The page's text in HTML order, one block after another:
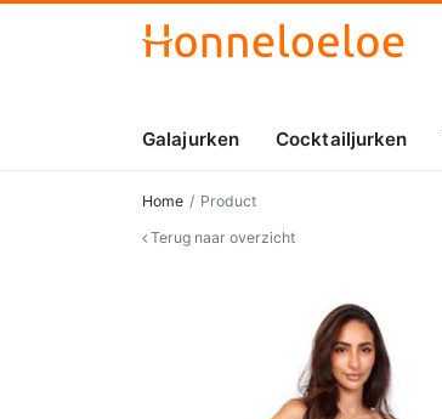
Galajurken Cocktailjurken
Home
Product
Terug naar overzicht